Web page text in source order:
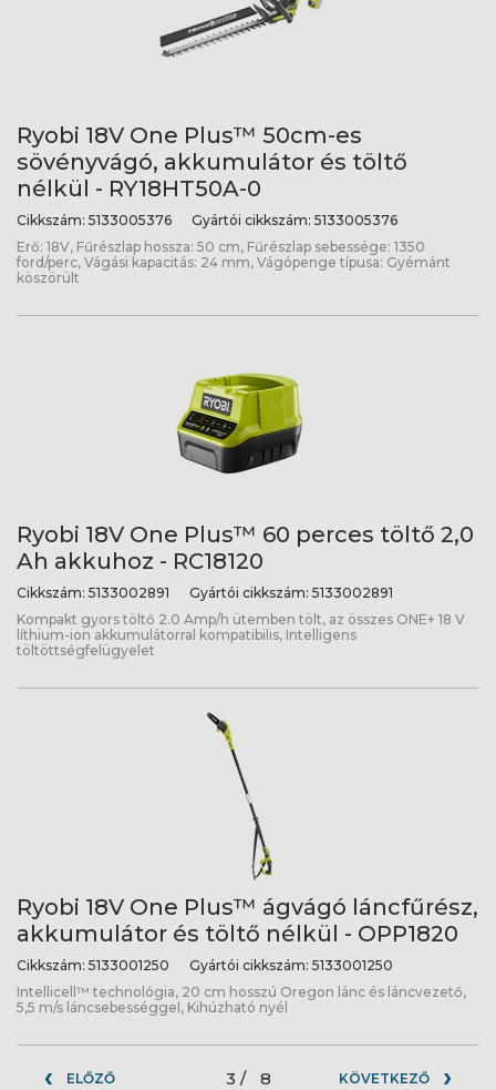
Ryobi 18V One Plus™ 50cm-es
sövényvágó, akkumulátor és töltő
nélkül - RY18HT50A-0
Cikkszám: 5133005376 Gyártói cikkszám: 5133005376
Erő: 18V, Fűrészlap hossza: 50 cm, Fűrészlap sebessége: 1350
ford/perc, Vágási kapacitás: 24 mm, Vágópenge típusa: Gyémánt
köszörült
Ryobi 18V One Plus™ 60 perces töltő 2,0
Ah akkuhoz - RC18120
Cikkszám: 5133002891 Gyártói cikkszám: 5133002891
Kompakt gyors töltő 2.0 Amp/h ütemben tölt, az összes ONE+ 18 V
líthium-ion akkumulátorral kompatibilis, Intelligens
töltöttségfelügyelet
Ryobi 18V One Plus™ ágvágó láncfűrész,
akkumulátor és töltő nélkül - OPP1820
Cikkszám: 5133001250 Gyártói cikkszám: 5133001250
Intellicell™ technológia, 20 cm hosszú Oregon lánc és láncvezető,
5,5 m/s láncsebességgel, Kihúzható nyél
ELŐZŐ 3 / 8 KÖVETKEZŐ